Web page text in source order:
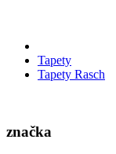
Tapety
Tapety Rasch
značka